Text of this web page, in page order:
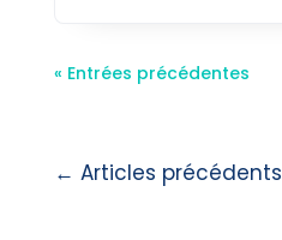
« Entrées précédentes
← Articles précédents